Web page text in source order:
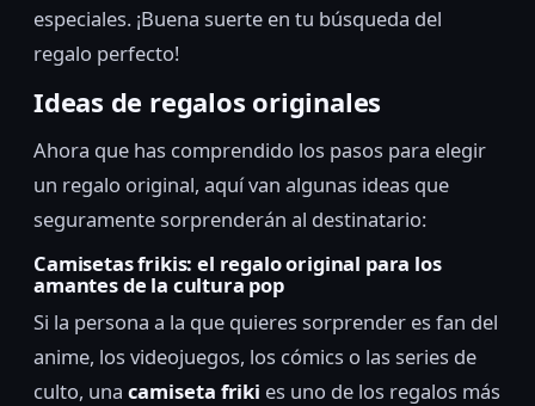
especiales. ¡Buena suerte en tu búsqueda del
regalo perfecto!
Ideas de regalos originales
Ahora que has comprendido los pasos para elegir
un regalo original, aquí van algunas ideas que
seguramente sorprenderán al destinatario:
Camisetas frikis: el regalo original para los
amantes de la cultura pop
Si la persona a la que quieres sorprender es fan del
anime, los videojuegos, los cómics o las series de
culto, una camiseta friki es uno de los regalos más